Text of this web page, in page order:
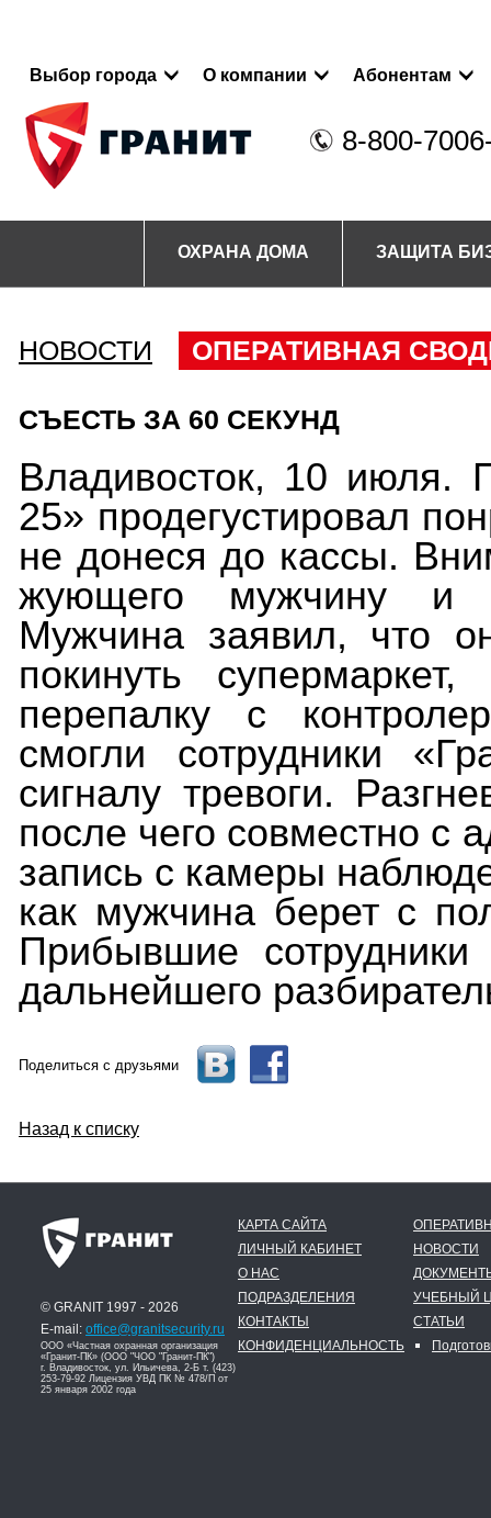
Выбор города О компании Абонентам
8-800-
ОХРАНА ДОМА ЗАЩИТА
НОВОСТИ ОПЕРАТИВНАЯ
СЪЕСТЬ ЗА 60 СЕКУНД
Владивосток, 10 июля.
25» продегустировал
не донеся до кассы.
жующего мужчину и
Мужчина заявил, что
покинуть
перепалку с
смогли сотрудники
сигналу тревоги.
после чего совместно с
запись с камеры
как мужчина берет с
Прибывшие
дальнейшего
Поделиться с друзьями
Назад к списку
© GRANIT 1997 - 2026
E-mail: office@granitsecurity.ru
ООО «Частная охранная организация
«Гранит-ПК» (ООО "ЧОО "Гранит-ПК")
г. Владивосток, ул. Ильичева, 2-Б т. (423)
253-79-92 Лицензия УВД ПК № 478/П от
25 января 2002 года
КАРТА САЙТА
ЛИЧНЫЙ КАБИНЕТ
О НАС
ПОДРАЗДЕЛЕНИЯ
КОНТАКТЫ
КОНФИДЕНЦИАЛЬНОСТЬ
НОВОСТИ
УЧЕБНЫЙ
СТАТЬИ